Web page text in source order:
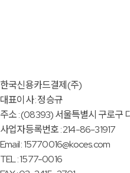
한국신용카드결제(주)
대표이사 : 정승규
주소 : (08393) 서울특별시 구로구
사업자등록번호 : 214-86-31917
Email : 15770016@koces.com
TEL : 1577-0016